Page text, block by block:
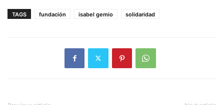
TAGS fundación isabel gemio solidaridad